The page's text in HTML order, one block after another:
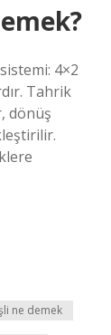
4×2
Tahrik
dönüş
ne demek